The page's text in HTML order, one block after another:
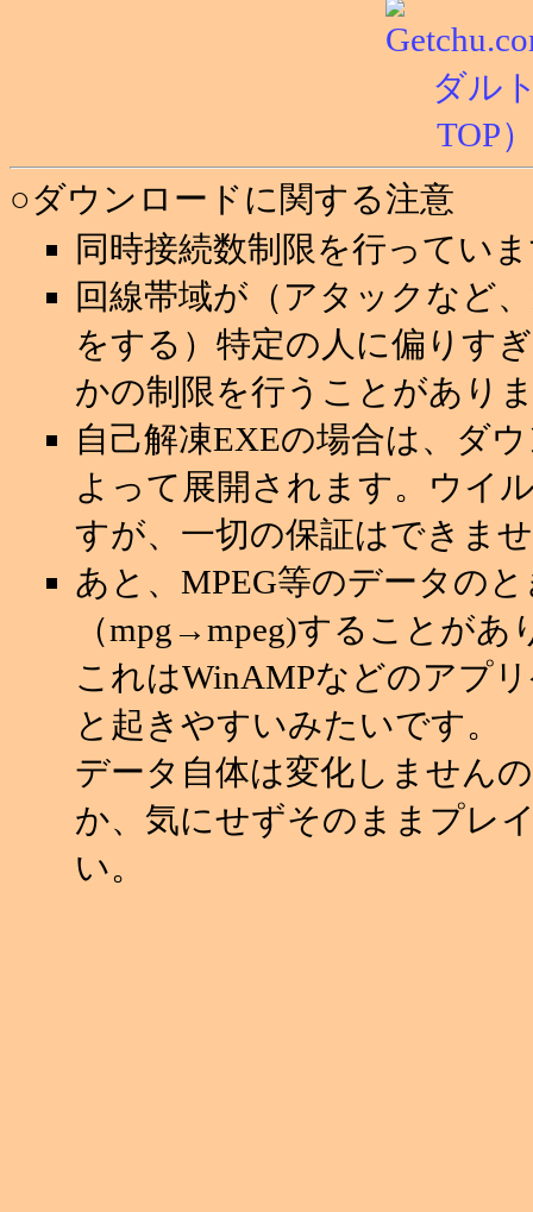
○ダウンロードに関する注意
同時接続数制限を行ってい
回線帯域が（アタックなど
をする）特定の人に偏りす
かの制限を行うことがあり
自己解凍EXEの場合は、ダ
よって展開されます。ウイ
すが、一切の保証はできま
あと、MPEG等のデータの
（mpg→mpeg)することがあ
これはWinAMPなどのアプ
と起きやすいみたいです。
データ自体は変化しません
か、気にせずそのままプレ
い。